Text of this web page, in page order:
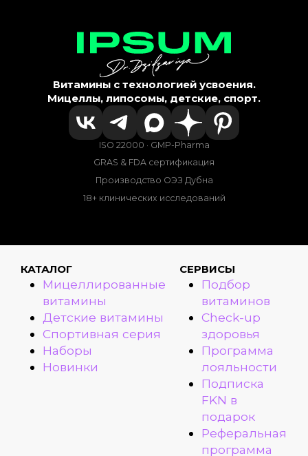
Витамины с технологией усвоения.
Мицеллы, липосомы, детские, спорт.
ISO 22000 · GMP-Pharma
GRAS & FDA сертификация
Производство ОЭЗ Дубна
18+ клинических исследований
КАТАЛОГ
Мицеллированные
витамины
Детские витамины
Спортивная серия
Наборы
Новинки
СЕРВИСЫ
Подбор
витаминов
Check-up
здоровья
Программа
лояльности
Подписка
FKN в
подарок
Реферальная
программа